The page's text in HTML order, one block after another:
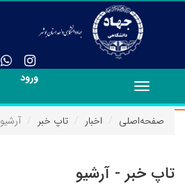
ورود
Toggle
navigation
صفحه‌اصلی
اخبار تاپ خبر آرشیو
تاپ خبر - آرشیو